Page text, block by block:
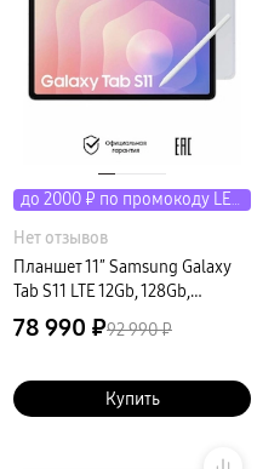
до 2000 ₽ по промокоду LETO
Нет отзывов
Планшет 11″ Samsung Galaxy
Tab S11 LTE 12Gb, 128Gb,
серебристый
78 990 ₽92 990 ₽
Купить